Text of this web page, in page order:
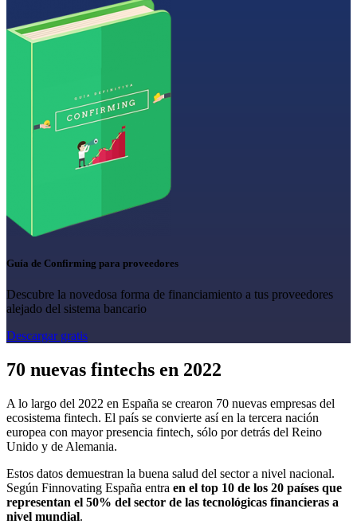
Guía de Confirming para proveedores
Descubre la novedosa forma de financiamiento a tus proveedores
alejado del sistema bancario
Descargar gratis
70 nuevas fintechs en 2022
A lo largo del 2022 en España se crearon 70 nuevas empresas del
ecosistema fintech. El país se convierte así en la tercera nación
europea con mayor presencia fintech, sólo por detrás del Reino
Unido y de Alemania.
Estos datos demuestran la buena salud del sector a nivel nacional.
Según Finnovating España entra en el top 10 de los 20 países que
representan el 50% del sector de las tecnológicas financieras a
nivel mundial.